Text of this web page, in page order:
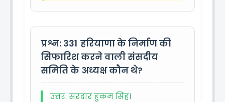
प्रश्न: 331 हरियाणा के निर्माण की
सिफारिश करने वाली संसदीय
समिति के अध्यक्ष कौन थे?
उत्तर: सरदार हुकम सिंह।